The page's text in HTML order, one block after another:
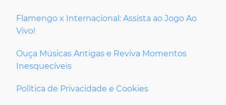
Flamengo x Internacional: Assista ao Jogo Ao
Vivo!
Ouça Músicas Antigas e Reviva Momentos
Inesquecíveis
Política de Privacidade e Cookies